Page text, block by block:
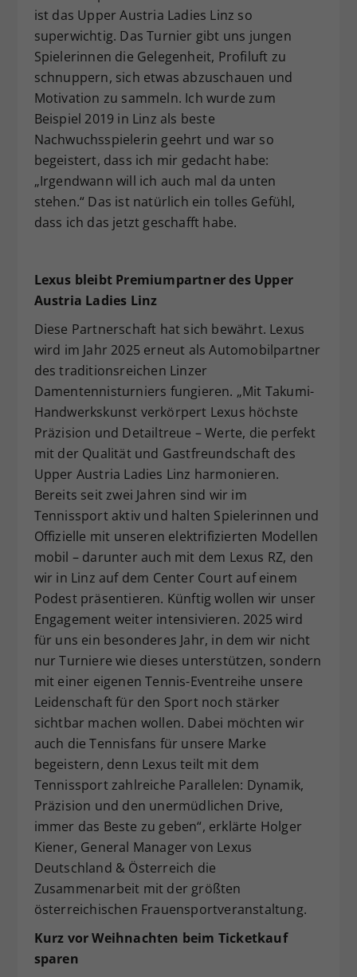
ist das Upper Austria Ladies Linz so
superwichtig. Das Turnier gibt uns jungen
Spielerinnen die Gelegenheit, Profiluft zu
schnuppern, sich etwas abzuschauen und
Motivation zu sammeln. Ich wurde zum
Beispiel 2019 in Linz als beste
Nachwuchsspielerin geehrt und war so
begeistert, dass ich mir gedacht habe:
„Irgendwann will ich auch mal da unten
stehen.“ Das ist natürlich ein tolles Gefühl,
dass ich das jetzt geschafft habe.
Lexus bleibt Premiumpartner des Upper
Austria Ladies Linz
Diese Partnerschaft hat sich bewährt. Lexus
wird im Jahr 2025 erneut als Automobilpartner
des traditionsreichen Linzer
Damentennisturniers fungieren. „Mit Takumi-
Handwerkskunst verkörpert Lexus höchste
Präzision und Detailtreue – Werte, die perfekt
mit der Qualität und Gastfreundschaft des
Upper Austria Ladies Linz harmonieren.
Bereits seit zwei Jahren sind wir im
Tennissport aktiv und halten Spielerinnen und
Offizielle mit unseren elektrifizierten Modellen
mobil – darunter auch mit dem Lexus RZ, den
wir in Linz auf dem Center Court auf einem
Podest präsentieren. Künftig wollen wir unser
Engagement weiter intensivieren. 2025 wird
für uns ein besonderes Jahr, in dem wir nicht
nur Turniere wie dieses unterstützen, sondern
mit einer eigenen Tennis-Eventreihe unsere
Leidenschaft für den Sport noch stärker
sichtbar machen wollen. Dabei möchten wir
auch die Tennisfans für unsere Marke
begeistern, denn Lexus teilt mit dem
Tennissport zahlreiche Parallelen: Dynamik,
Präzision und den unermüdlichen Drive,
immer das Beste zu geben“, erklärte Holger
Kiener, General Manager von Lexus
Deutschland & Österreich die
Zusammenarbeit mit der größten
österreichischen Frauensportveranstaltung.
Kurz vor Weihnachten beim Ticketkauf
sparen